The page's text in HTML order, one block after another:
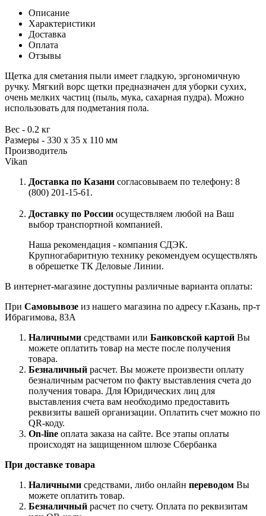
Описание
Характеристики
Доставка
Оплата
Отзывы
Щетка для сметания пыли имеет гладкую, эргономичную
ручку. Мягкий ворс щетки предназначен для уборки сухих,
очень мелких частиц (пыль, мука, сахарная пудра). Можно
использовать для подметания пола.
Вес - 0.2 кг
Размеры - 330 х 35 х 110 мм
Производитель
Vikan
Доставка по Казани согласовываем по телефону: 8
(800) 201-15-61.
Доставку по России осуществляем любой на Ваш
выбор транспортной компанией.
Наша рекомендация - компания СДЭК.
Крупногабаритную технику рекомендуем осуществлять
в обрешетке ТК Деловые Линии.
В интернет-магазине доступны различные варианта оплаты:
При Самовывозе из нашего магазина по адресу г.Казань, пр-т
Ибрагимова, 83А
Наличными средствами или Банковской картой Вы
можете оплатить товар на месте после получения
товара.
Безналичный расчет. Вы можете произвести оплату
безналичным расчетом по факту выставления счета до
получения товара. Для Юридических лиц для
выставления счета вам необходимо предоставить
реквизиты вашей организации. Оплатить счет можно по
QR-коду.
On-line оплата заказа на сайте. Все этапы оплаты
происходят на защищенном шлюзе Сбербанка
При доставке товара
Наличными средствами, либо онлайн переводом Вы
можете оплатить товар.
Безналичный расчет по счету. Оплата по реквизитам